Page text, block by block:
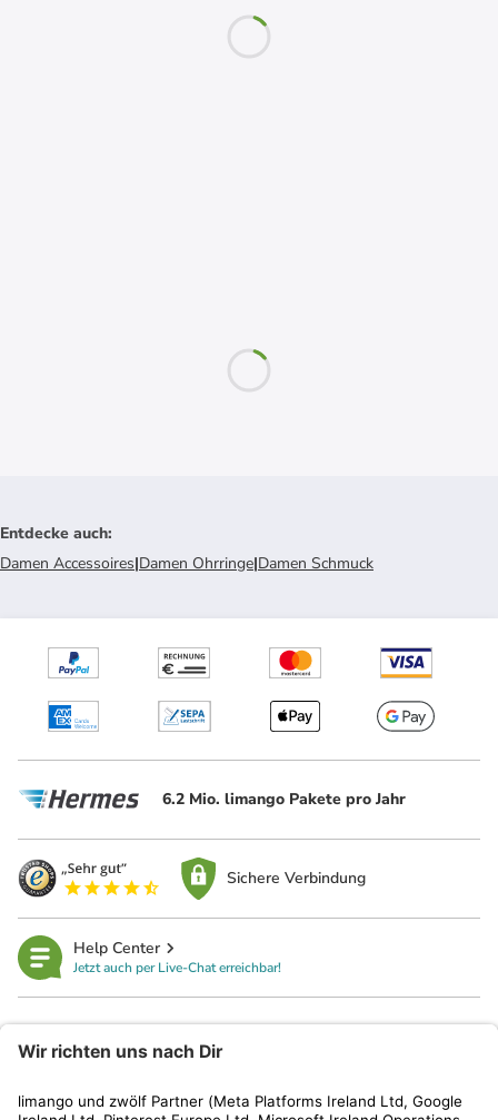
Entdecke auch:
Damen Accessoires|Damen Ohrringe|Damen Schmuck
6.2 Mio. limango Pakete pro Jahr
Sichere Verbindung
Help Center
Jetzt auch per Live-Chat erreichbar!